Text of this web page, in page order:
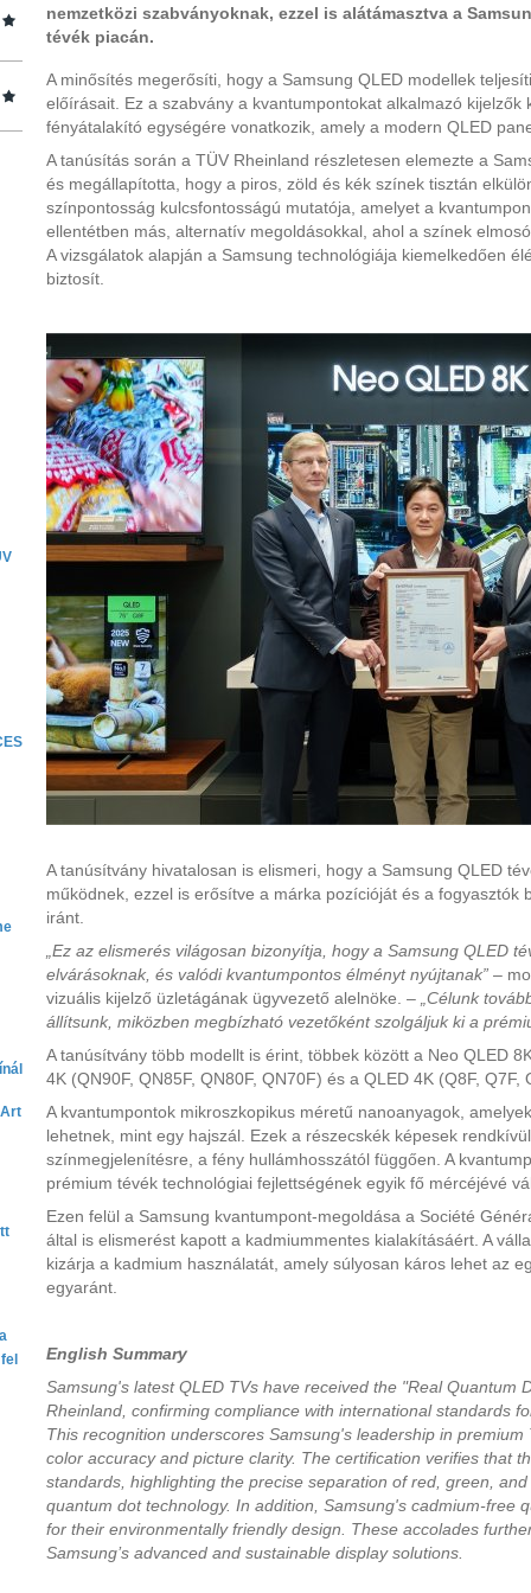
nemzetközi szabványoknak, ezzel is alátámasztva a
tévék piacán.
A minősítés megerősíti, hogy a Samsung QLED modellek
előírásait. Ez a szabvány a kvantumpontokat alkalmazó kijelzők
fényátalakító egységére vonatkozik, amely a modern QLED
A tanúsítás során a TÜV Rheinland részletesen elemezte a
és megállapította, hogy a piros, zöld és kék színek tisztán
színpontosság kulcsfontosságú mutatója, amelyet a
ellentétben más, alternatív megoldásokkal, ahol a színek
A vizsgálatok alapján a Samsung technológiája kiemelkedően
biztosít.
A tanúsítvány hivatalosan is elismeri, hogy a Samsung QLED
működnek, ezzel is erősítve a márka pozícióját és a fogyasztók
iránt.
„Ez az elismerés világosan bizonyítja, hogy a Samsung QLED
elvárásoknak, és valódi kvantumpontos élményt nyújtanak” –
vizuális kijelző üzletágának ügyvezető alelnöke. – „Célunk
állítsunk, miközben megbízható vezetőként szolgáljuk ki a
A tanúsítvány több modellt is érint, többek között a Neo QLED
4K (QN90F, QN85F, QN80F, QN70F) és a QLED 4K (Q8F, Q7F,
A kvantumpontok mikroszkopikus méretű nanoanyagok,
lehetnek, mint egy hajszál. Ezek a részecskék képesek
színmegjelenítésre, a fény hullámhosszától függően. A
prémium tévék technológiai fejlettségének egyik fő mércéjévé
Ezen felül a Samsung kvantumpont-megoldása a Société
által is elismerést kapott a kadmiummentes kialakításáért. A
kizárja a kadmium használatát, amely súlyosan káros lehet az
egyaránt.
English Summary
Samsung's latest QLED TVs have received the "Real Quantum
Rheinland, confirming compliance with international standards
This recognition underscores Samsung's leadership in
color accuracy and picture clarity. The certification verifies that
standards, highlighting the precise separation of red, green,
quantum dot technology. In addition, Samsung's cadmium-free
for their environmentally friendly design. These accolades
Samsung’s advanced and sustainable display solutions.